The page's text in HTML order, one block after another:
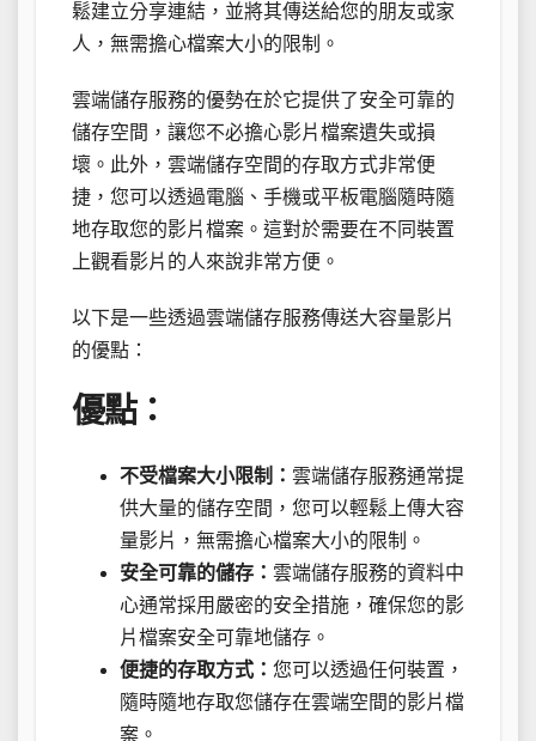
鬆建立分享連結，並將其傳送給您的朋友或家
人，無需擔心檔案大小的限制。
雲端儲存服務的優勢在於它提供了安全可靠的
儲存空間，讓您不必擔心影片檔案遺失或損
壞。此外，雲端儲存空間的存取方式非常便
捷，您可以透過電腦、手機或平板電腦隨時隨
地存取您的影片檔案。這對於需要在不同裝置
上觀看影片的人來說非常方便。
以下是一些透過雲端儲存服務傳送大容量影片
的優點：
優點：
不受檔案大小限制： 雲端儲存服務通常提
供大量的儲存空間，您可以輕鬆上傳大容
量影片，無需擔心檔案大小的限制。
安全可靠的儲存： 雲端儲存服務的資料中
心通常採用嚴密的安全措施，確保您的影
片檔案安全可靠地儲存。
便捷的存取方式： 您可以透過任何裝置，
隨時隨地存取您儲存在雲端空間的影片檔
案。